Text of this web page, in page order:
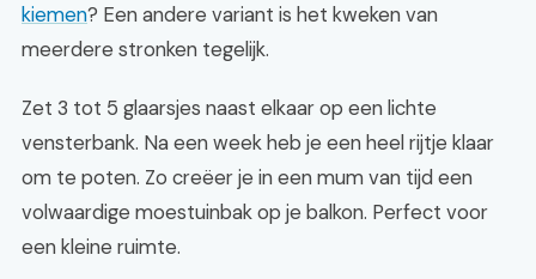
kiemen? Een andere variant is het kweken van
meerdere stronken tegelijk.
Zet 3 tot 5 glaarsjes naast elkaar op een lichte
vensterbank. Na een week heb je een heel rijtje klaar
om te poten. Zo creëer je in een mum van tijd een
volwaardige moestuinbak op je balkon. Perfect voor
een kleine ruimte.